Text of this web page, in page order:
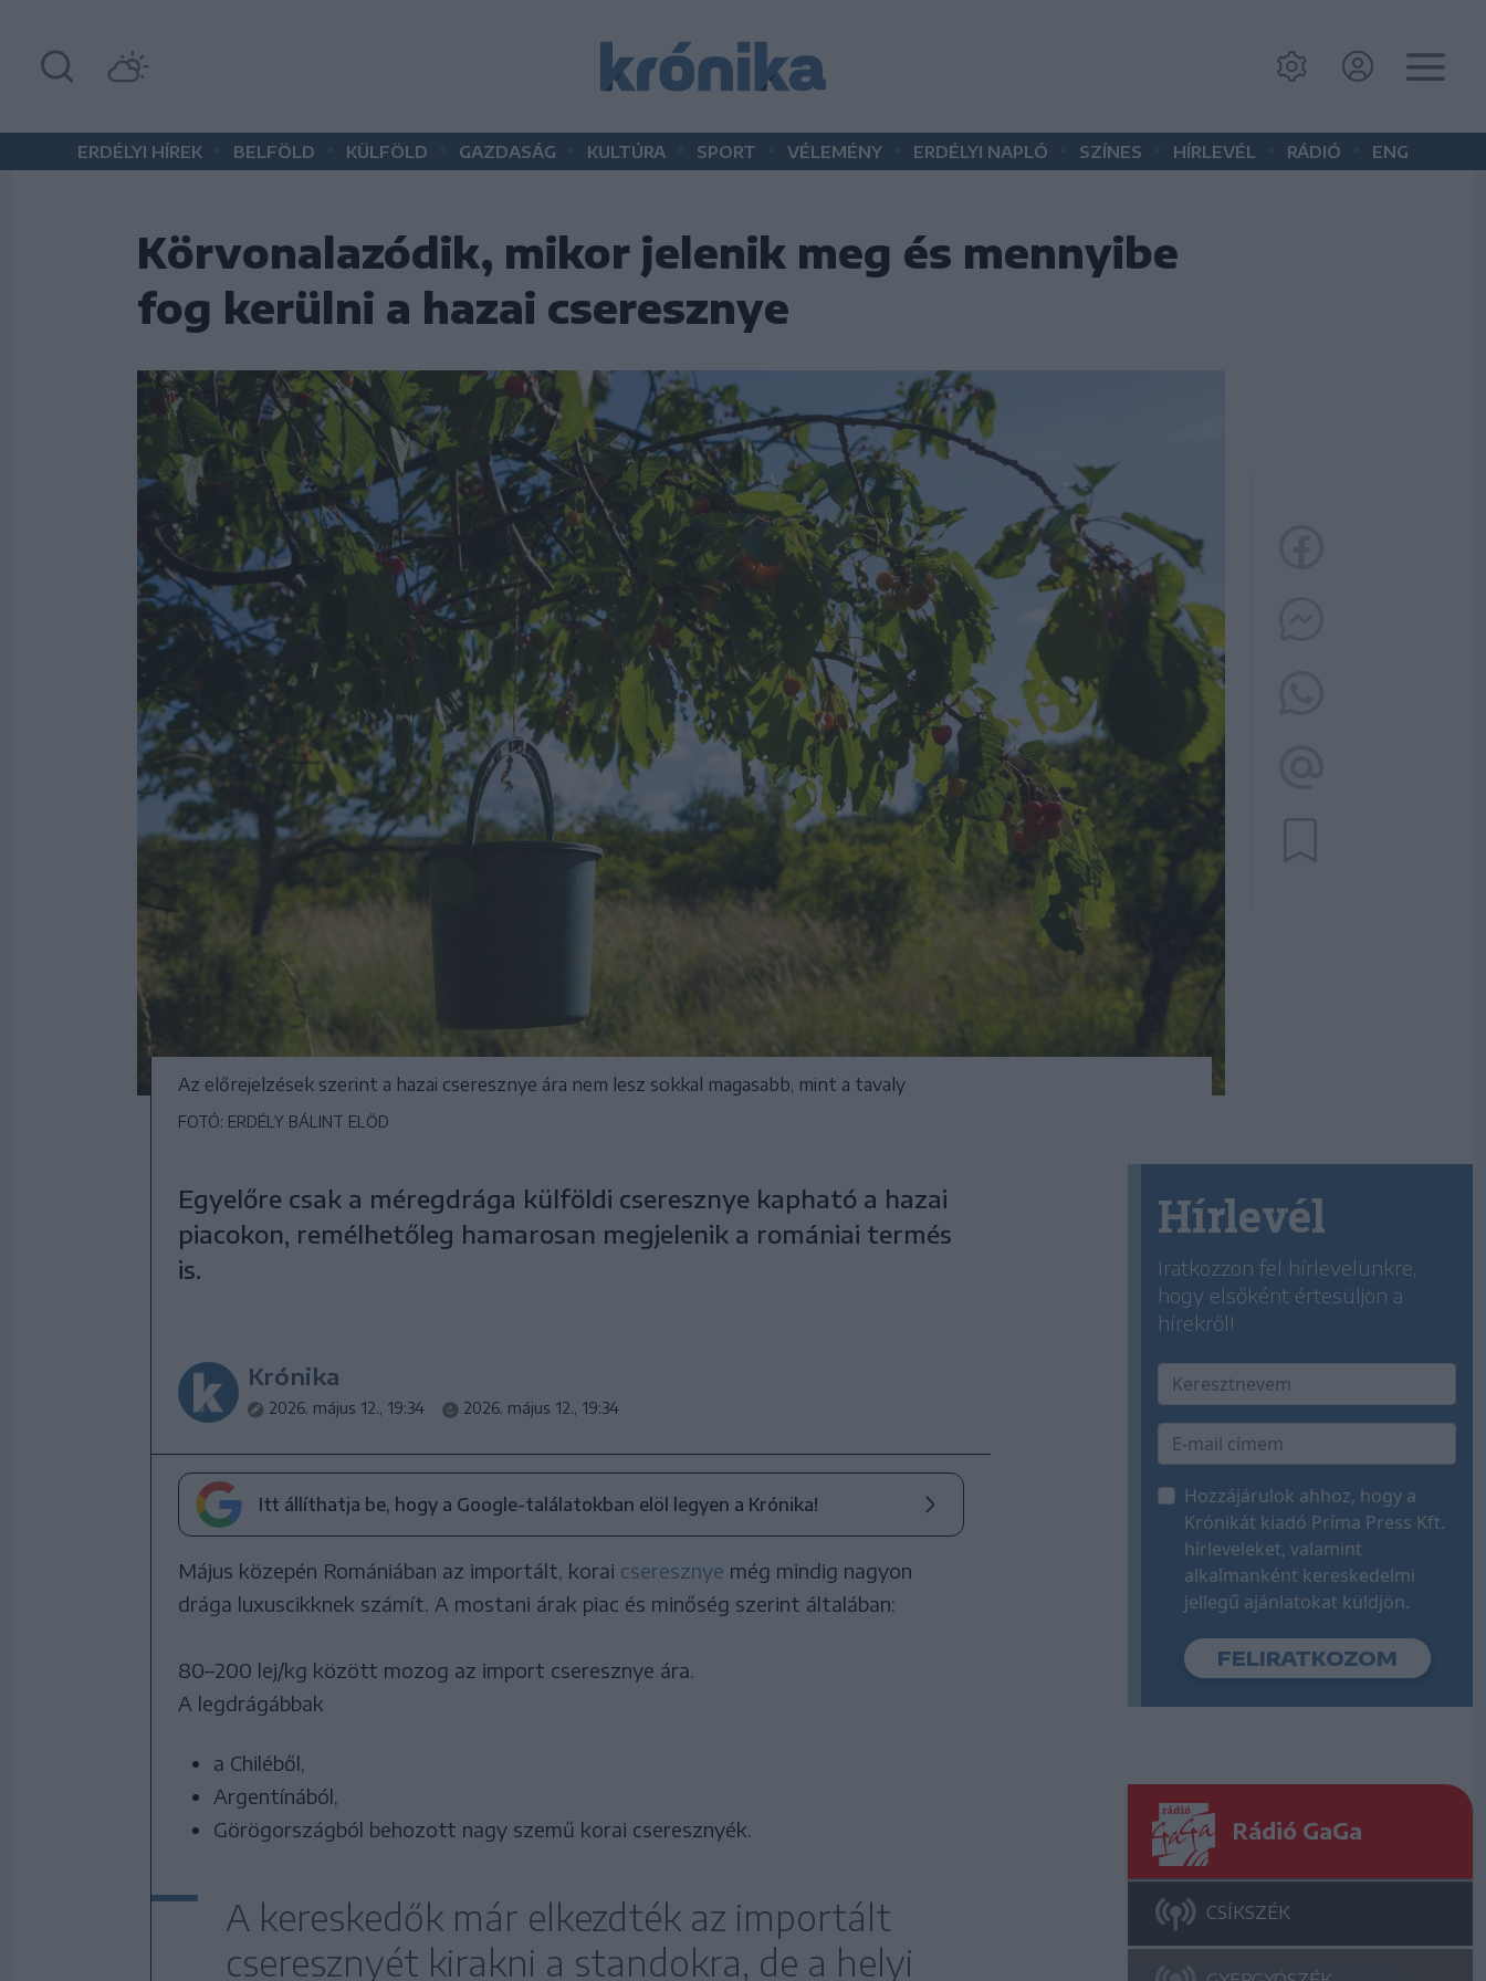
ERDÉLYI HÍREK BELFÖLD KÜLFÖLD GAZDASÁG KULTÚRA SPORT VÉLEMÉNY ERDÉLYI NAPLÓ SZÍNES HÍRLEVÉL RÁDIÓ ENG
Körvonalazódik, mikor jelenik meg és mennyibe
fog kerülni a hazai cseresznye
Az előrejelzések szerint a hazai cseresznye ára nem lesz sokkal magasabb, mint a tavaly
FOTÓ: ERDÉLY BÁLINT ELŐD
Egyelőre csak a méregdrága külföldi cseresznye kapható a hazai
piacokon, remélhetőleg hamarosan megjelenik a romániai termés
is.
Krónika
2026. május 12., 19:34 2026. május 12., 19:34
Itt állíthatja be, hogy a Google-találatokban elöl legyen a Krónika!
Május közepén Romániában az importált, korai cseresznye még mindig nagyon
drága luxuscikknek számít. A mostani árak piac és minőség szerint általában:
80–200 lej/kg között mozog az import cseresznye ára.
A legdrágábbak
a Chiléből,
Argentínából,
Görögországból behozott nagy szemű korai cseresznyék.
A kereskedők már elkezdték az importált
cseresznyét kirakni a standokra, de a helyi
Hírlevél
Iratkozzon fel hírlevelünkre,
hogy elsőként értesüljön a
hírekről!
Hozzájárulok ahhoz, hogy a
Krónikát kiadó Príma Press Kft.
hírleveleket, valamint
alkalmanként kereskedelmi
jellegű ajánlatokat küldjön.
Rádió GaGa
CSÍKSZÉK